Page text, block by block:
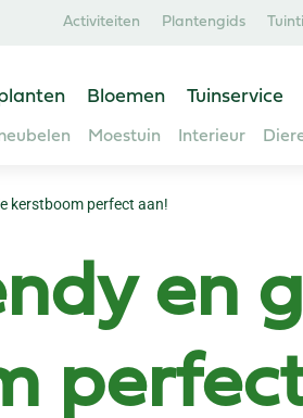
kerstboom perfect aan!
Activiteiten Plantengids
Bloemen Tuinservice
Moestuin Interieur
en